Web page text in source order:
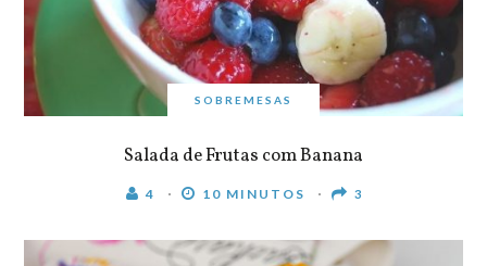
SOBREMESAS
Salada de Frutas com Banana
4 10 MINUTOS 3